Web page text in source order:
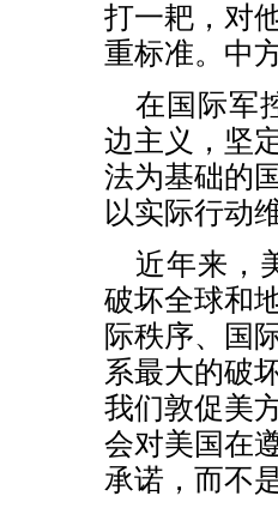
打一耙，对
重标准。中
在国际军
边主义，坚
法为基础的
以实际行动
近年来，
破坏全球和
际秩序、国
系最大的破
我们敦促美
会对美国在
承诺，而不